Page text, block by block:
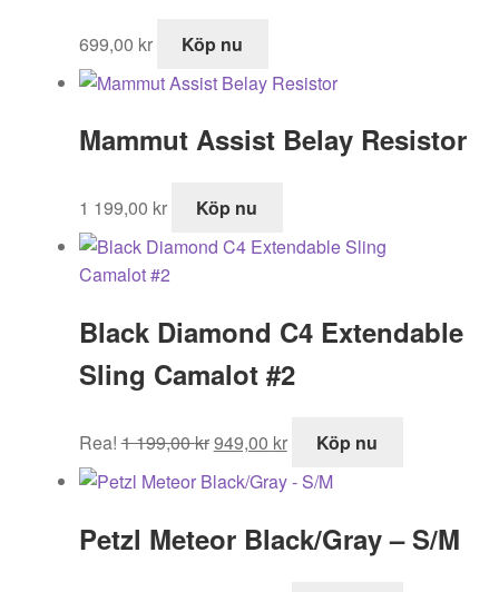
699,00 kr Köp nu
Mammut Assist Belay Resistor
1 199,00 kr Köp nu
Black Diamond C4 Extendable
Sling Camalot #2
Rea! 1 199,00kr
ursprungliga
priset
1
949,00 kr
nuvarande
priset
949,00 kr.
Köp nu
Petzl Meteor Black/Gray – S/M